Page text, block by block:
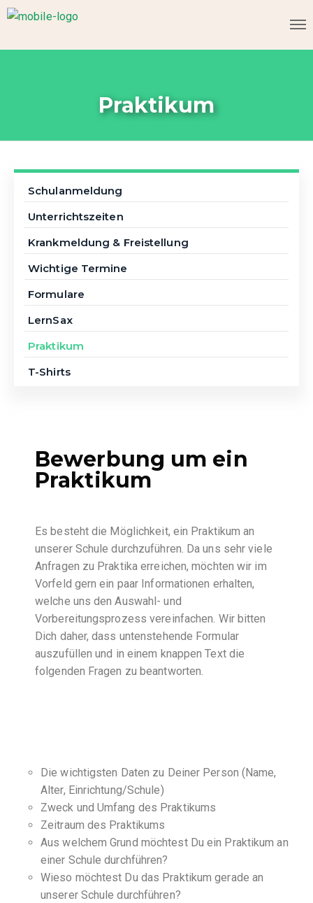
Praktikum
Schulanmeldung
Unterrichtszeiten
Krankmeldung & Freistellung
Wichtige Termine
Formulare
LernSax
Praktikum
T-Shirts
Bewerbung um ein
Praktikum
Es besteht die Möglichkeit, ein Praktikum an
unserer Schule durchzuführen. Da uns sehr viele
Anfragen zu Praktika erreichen, möchten wir im
Vorfeld gern ein paar Informationen erhalten,
welche uns den Auswahl- und
Vorbereitungsprozess vereinfachen. Wir bitten
Dich daher, dass untenstehende Formular
auszufüllen und in einem knappen Text die
folgenden Fragen zu beantworten.
Die wichtigsten Daten zu Deiner Person (Name,
Alter, Einrichtung/Schule)
Zweck und Umfang des Praktikums
Zeitraum des Praktikums
Aus welchem Grund möchtest Du ein Praktikum an
einer Schule durchführen?
Wieso möchtest Du das Praktikum gerade an
unserer Schule durchführen?